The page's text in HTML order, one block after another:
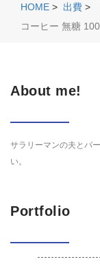
HOME > 出費 >
コーヒー 無糖
About me!
サラリーマンの夫とパ
い。
Portfolio